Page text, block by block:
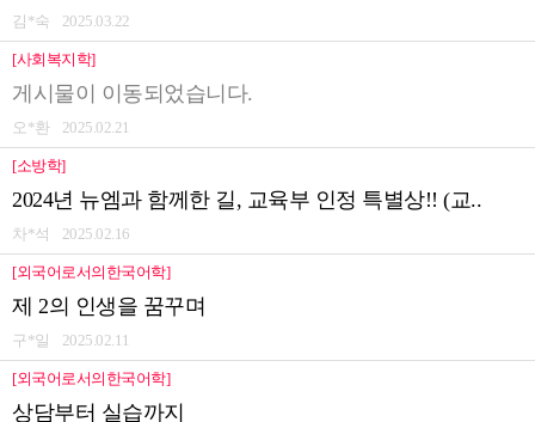
김*숙 2025.03.22
[사회복지학]
게시물이 이동되었습니다.
오*환 2025.02.21
[소방학]
2024년 뉴엠과 함께한 길, 교육부 인정 특별상!! (교..
차*석 2025.02.16
[외국어로서의한국어학]
제 2의 인생을 꿈꾸며
구*일 2025.02.11
[외국어로서의한국어학]
상담부터 실습까지